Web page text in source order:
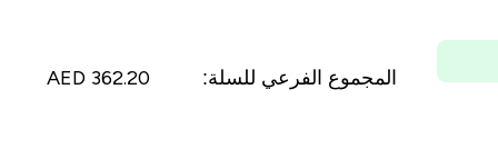
المجموع الفرعي للسلة: 362.20 AED‎